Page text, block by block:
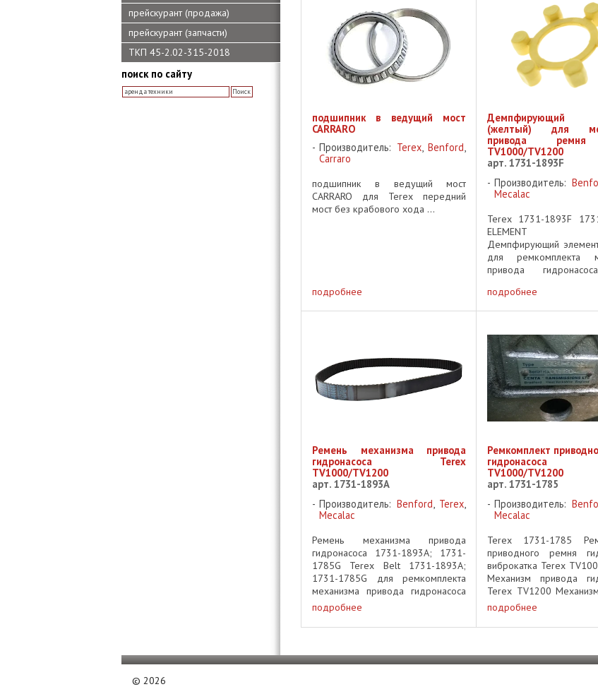
прейскурант (продажа)
прейскурант (запчасти)
ТКП 45-2.02-315-2018
поиск по сайту
подшипник в ведущий мост
CARRARO
Производитель: Terex,Benford,
Carraro
подшипник в ведущий мост
CARRARO для Terex передний
мост без крабового хода ...
подробнее
Демпфирующий
(желтый) для
привода
TV1000/TV1200
арт. 1731-1893F
Производитель:
Mecalac
Terex 1731-1893F
ELEMENT
Демпфирующий
для ремкомплекта
привода
механизма привода
Terex TV1000 part
TV1000/TV1200 ...
подробнее
Ремень механизма привода
гидронасоса Terex
TV1000/TV1200
арт. 1731-1893A
Производитель: Benford Terex
Mecalac
Ремень механизма привода
гидронасоса 1731-1893A; 1731-
1785G Terex Belt 1731-1893A;
1731-1785G для ремкомплекта
механизма привода гидронасоса
Terex TV1200 для ремкомплекта
механизма привода гидронасоса
Terex TV1000 part of custom
подробнее
Ремкомплект
гидронасоса
TV1000/TV1200
арт. 1731-1785
Производитель:
Mecalac
Terex 1731-1785
приводного ремня
виброкатка Terex
Механизм привода
Terex TV1200
гидронасоса Terex
TV1000/TV1200
Drive Kit 1731-1785
подробнее
© 2026